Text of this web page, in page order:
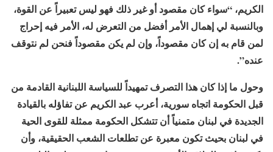
الكريم، “سواء كان مقصود أو غير ذلك فهو ليس تعبيراً عن القوة،
وبالنسبة لي إهمال اﻷمر أفضل من التعرض له، اﻷمر فيه إحراج
لمن قام به إن كان مقصوداً، وإن لم يكن مقصوداً فنحن لم نتوقف
عنده”.
وحول ما إذا كان هذا التصرف تمهيداً للسياسة اللبنانية القادمة من
قبل الحكومة اتجاه سورية، أعرب عبد الكريم عن تفاؤله بالقيادة
الجديدة في لبنان متمنياً أن تتشكل الحكومة ممثلة للقوى الحية
في لبنان بحيث تكون معبرة عن تطلعات الشعب الحقيقية، وأن